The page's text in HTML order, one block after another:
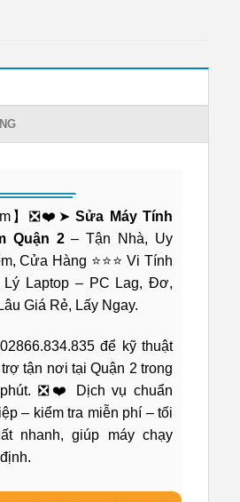
】❎❤️➤Sửa Máy Tính
Quận 2– Tận Nhà, Uy
Cửa Hàng ⭐⭐⭐ Vi Tính
Lý Laptop – PC Lag, Đơ,
Giá Rẻ, Lấy Ngay.
để kỹ thuật
tận nơi tại Quận 2 trong
❎❤️ Dịch vụ chuẩn
– kiểm tra miễn phí – tối
nhanh, giúp máy chạy